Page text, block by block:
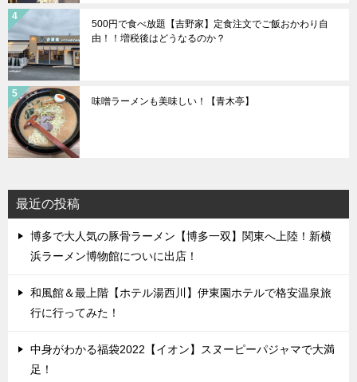
500円で食べ放題【吉野家】定食注文でご飯おかわり自
由！！増税後はどうなるのか？
味噌ラーメンも美味しい！【青木亭】
最近の投稿
博多で大人気の豚骨ラーメン【博多一双】関東へ上陸！新横
浜ラーメン博物館についに出店！
和風館＆最上階【ホテル湯西川】伊東園ホテルで格安温泉旅
行に行ってみた！
中身がわかる福袋2022【イオン】スヌーピーパジャマで大満
足！